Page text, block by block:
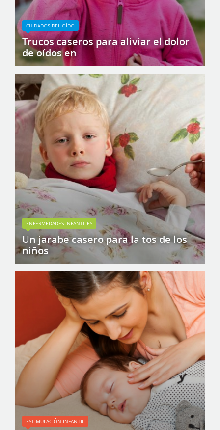
CUIDADOS DEL OÍDO
Trucos caseros para aliviar el dolor
de oídos en
ENFERMEDADES INFANTILES
Un jarabe casero para la tos de los
niños
ESTIMULACIÓN INFANTIL